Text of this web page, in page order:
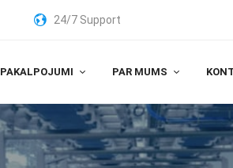
24/7 Support
PAKALPOJUMI PAR MUMS